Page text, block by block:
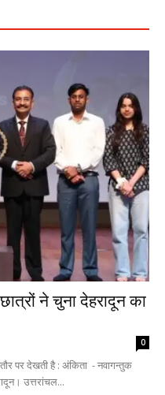
ने चुना देहरादून का
0
तौर पर देखती है : अंकिता - नवागन्तुक
उत्तरांचल...